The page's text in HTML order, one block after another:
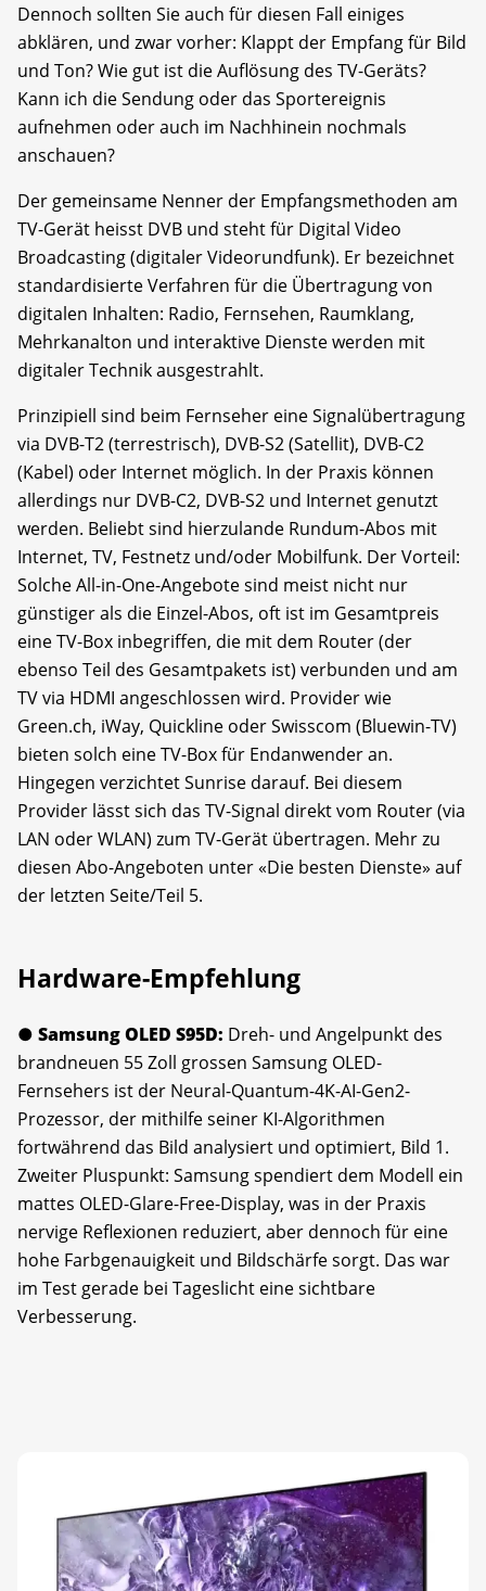
Dennoch sollten Sie auch für diesen Fall einiges
abklären, und zwar vorher: Klappt der Empfang für Bild
und Ton? Wie gut ist die Auflösung des TV-Geräts?
Kann ich die Sendung oder das Sportereignis
aufnehmen oder auch im Nachhinein nochmals
anschauen?
Der gemeinsame Nenner der Empfangs­methoden am
TV-Gerät heisst DVB und steht für Digital Video
Broadcasting (digitaler Video­rundfunk). Er bezeichnet
standardisierte Verfahren für die Übertragung von
digitalen Inhalten: Radio, Fernsehen, Raumklang,
Mehrkanalton und interaktive Dienste werden mit
digitaler Technik ausgestrahlt.
Prinzipiell sind beim Fernseher eine Signalübertragung
via DVB-T2 (terrestrisch), DVB-S2 (Satellit), DVB-C2
(Kabel) oder Internet möglich. In der Praxis können
allerdings nur DVB-C2, DVB-S2 und Internet genutzt
werden. Beliebt sind hierzulande Rundum-Abos mit
Internet, TV, Festnetz und/oder Mobilfunk. Der Vorteil:
Solche All-in-One-Angebote sind meist nicht nur
günstiger als die Einzel-Abos, oft ist im Gesamtpreis
eine TV-Box inbegriffen, die mit dem Router (der
ebenso Teil des Gesamtpakets ist) verbunden und am
TV via HDMI angeschlossen wird. Provider wie
Green.ch, iWay, Quickline oder Swisscom (Bluewin-TV)
bieten solch eine TV-Box für Endanwender an.
Hingegen verzichtet Sunrise darauf. Bei diesem
Provider lässt sich das TV-Signal direkt vom Router (via
LAN oder WLAN) zum TV-Gerät übertragen. Mehr zu
diesen Abo-Angeboten unter «Die besten Dienste» auf
der letzten Seite/Teil 5.
Hardware-Empfehlung
● Samsung OLED S95D: Dreh- und Angelpunkt des
brandneuen 55 Zoll grossen Samsung OLED-
Fernsehers ist der Neural-Quantum-4K-AI-Gen2-
Prozessor, der mithilfe seiner KI-Algorithmen
fortwährend das Bild analysiert und optimiert, Bild 1.
Zweiter Pluspunkt: Samsung spendiert dem Modell ein
mattes OLED-Glare-Free-Display, was in der Praxis
nervige Reflexionen reduziert, aber dennoch für eine
hohe Farbgenauigkeit und Bildschärfe sorgt. Das war
im Test gerade bei Tageslicht eine sichtbare
Verbesserung.